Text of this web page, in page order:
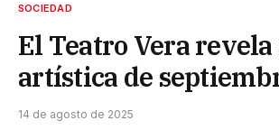
SOCIEDAD
El Teatro Vera
artística de
14 de agosto de 2025